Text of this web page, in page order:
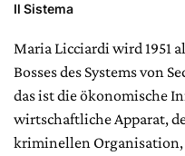
Il Sistema
Maria Licciardi wird 1951
Bosses des Systems von
das ist die ökonomische
wirtschaftliche Apparat,
kriminellen